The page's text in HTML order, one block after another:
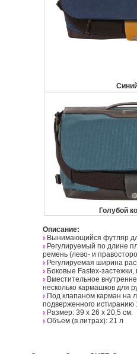
Голубой
Описание:
› Вынимающийся футляр
› Регулируемый по длине
ремень (лево- и
› Регулируемая ширина
› Боковые Fastex-
› Вместительное
несколько кармашков для
› Под клапаном карман на
подверженного истиранию
› Размер: 39 х 26 х 20,5 см.
› Объем (в литрах): 21 л